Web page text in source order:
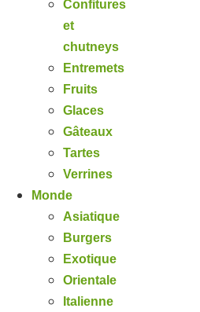
Confitures
et
chutneys
Entremets
Fruits
Glaces
Gâteaux
Tartes
Verrines
Monde
Asiatique
Burgers
Exotique
Orientale
Italienne